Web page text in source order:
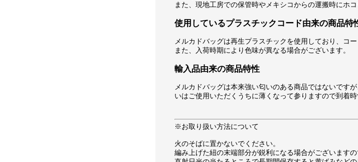
また、現地工房での保管時やメキシコからの運搬時にホ
使用しているプラスチックコード由来の商品特
メルカドバッグは再生プラスチックを使用しており、コ
また、入荷時期により色味が異なる場合がございます。
輸入品由来の商品特性
メルカドバッグは本来強い匂いのある商品ではないです
いはご使用いただくうちに薄くなって参りますので到着
※お取り扱い方法について
火のそばに置かないでください。
編み上げた紐の末端部分が鋭利になる場合がございます